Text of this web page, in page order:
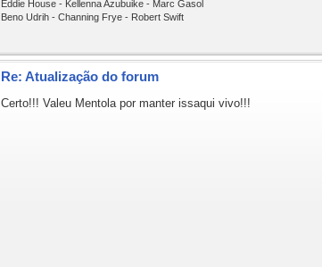
Eddie House - Kellenna Azubuike - Marc Gasol
Beno Udrih - Channing Frye - Robert Swift
Re: Atualização do forum
Certo!!! Valeu Mentola por manter issaqui vivo!!!